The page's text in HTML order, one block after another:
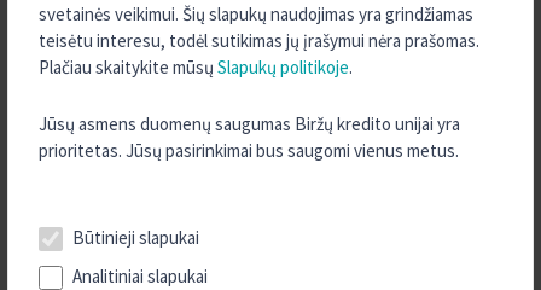
svetainės veikimui. Šių slapukų naudojimas yra grindžiamas
teisėtu interesu, todėl sutikimas jų įrašymui nėra prašomas.
Plačiau skaitykite mūsų Slapukų politikoje.
Jūsų asmens duomenų saugumas Biržų kredito unijai yra
prioritetas. Jūsų pasirinkimai bus saugomi vienus metus.
Būtinieji slapukai
Analitiniai slapukai
2025 m. Liepa
2025 m. Birželis
2025 m. Balandis
2025 m. Kovas
2025 m. Sausis
2024 m. Gruodis